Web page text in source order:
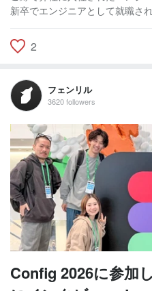
新卒でエンジニアとして就職さ
2
フェンリル
3620 followers
Config 2026に参加